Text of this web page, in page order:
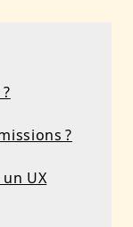
?
UX